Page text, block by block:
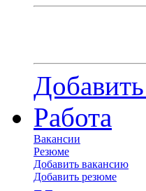
Работа
Вакансии
Резюме
Добавить вакансию
Добавить резюме